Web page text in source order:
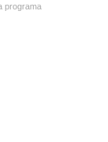
programa